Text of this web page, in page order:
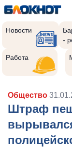
Новости
-
Работа
Общество
Штраф